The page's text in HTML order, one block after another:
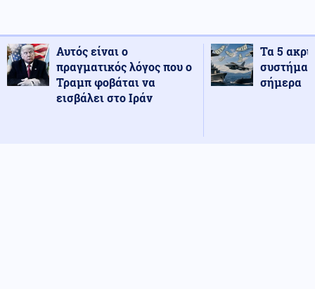
Αυτός είναι ο
πραγματικός λόγος που ο
Τραμπ φοβάται να
εισβάλει στο Ιράν
Τα 5
σήμερα